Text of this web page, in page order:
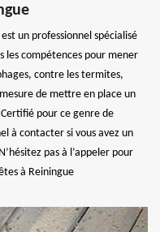
un professionnel spécialisé
les compétences pour mener
contre les termites,
de mettre en place un
pour ce genre de
à contacter si vous avez un
pas à l’appeler pour
à Reiningue